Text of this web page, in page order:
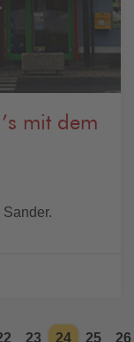
mit dem
23 24 25 26